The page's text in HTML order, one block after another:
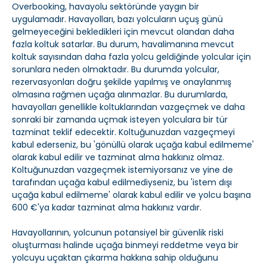
Overbooking, havayolu sektöründe yaygın bir
uygulamadır. Havayolları, bazı yolcuların uçuş günü
gelmeyeceğini bekledikleri için mevcut olandan daha
fazla koltuk satarlar. Bu durum, havalimanına mevcut
koltuk sayısından daha fazla yolcu geldiğinde yolcular için
sorunlara neden olmaktadır. Bu durumda yolcular,
rezervasyonları doğru şekilde yapılmış ve onaylanmış
olmasına rağmen uçağa alınmazlar. Bu durumlarda,
havayolları genellikle koltuklarından vazgeçmek ve daha
sonraki bir zamanda uçmak isteyen yolculara bir tür
tazminat teklif edecektir. Koltuğunuzdan vazgeçmeyi
kabul ederseniz, bu 'gönüllü olarak uçağa kabul edilmeme'
olarak kabul edilir ve tazminat alma hakkınız olmaz.
Koltuğunuzdan vazgeçmek istemiyorsanız ve yine de
tarafından uçağa kabul edilmediyseniz, bu 'istem dışı
uçağa kabul edilmeme' olarak kabul edilir ve yolcu başına
600 €'ya kadar tazminat alma hakkınız vardır.
Havayollarının, yolcunun potansiyel bir güvenlik riski
oluşturması halinde uçağa binmeyi reddetme veya bir
yolcuyu uçaktan çıkarma hakkına sahip olduğunu